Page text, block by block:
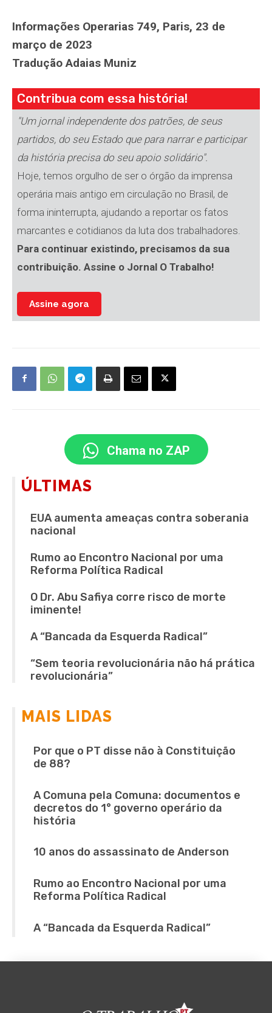
Informações Operarias 749, Paris, 23 de
março de 2023
Tradução Adaias Muniz
Contribua com essa história!
"Um jornal independente dos patrões, de seus
partidos, do seu Estado que para narrar e participar
da história precisa do seu apoio solidário".
Hoje, temos orgulho de ser o órgão da imprensa
operária mais antigo em circulação no Brasil, de
forma ininterrupta, ajudando a reportar os fatos
marcantes e cotidianos da luta dos trabalhadores.
Para continuar existindo, precisamos da sua
contribuição. Assine o Jornal O Trabalho!
Assine agora
Chama no ZAP
ÚLTIMAS
EUA aumenta ameaças contra soberania
nacional
Rumo ao Encontro Nacional por uma
Reforma Política Radical
O Dr. Abu Safiya corre risco de morte
iminente!
A “Bancada da Esquerda Radical”
“Sem teoria revolucionária não há prática
revolucionária”
MAIS LIDAS
Por que o PT disse não à Constituição
de 88?
A Comuna pela Comuna: documentos e
decretos do 1° governo operário da
história
10 anos do assassinato de Anderson
Rumo ao Encontro Nacional por uma
Reforma Política Radical
A “Bancada da Esquerda Radical”